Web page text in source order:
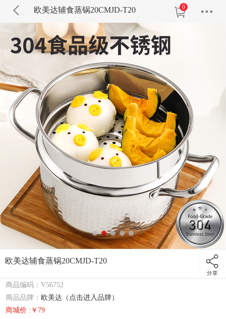
欧美达辅食蒸锅20CMJD-T20 0
欧美达辅食蒸锅20CMJD-T20
商品编码：V56752
商品品牌：欧美达（点击进入品牌）
商城价 :￥79